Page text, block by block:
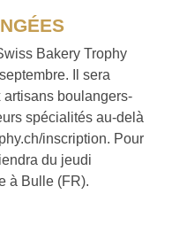
Bakery Trophy
Il sera
boulangers-
spécialités au-delà
inscription. Pour
du jeudi
à Bulle (FR).